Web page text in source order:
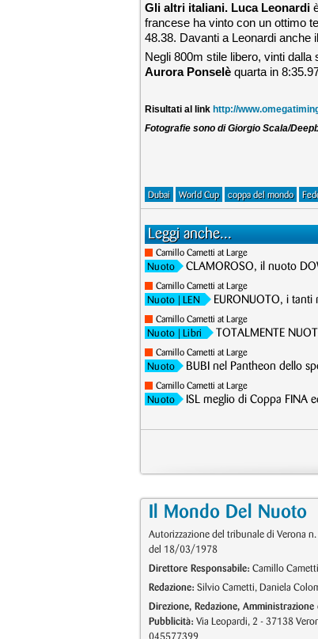
Gli altri italiani. Luca Leonardi
francese ha vinto con un ottimo
48.38. Davanti a Leonardi anche
Negli 800m stile libero, vinti dalla
Aurora Ponselè quarta in
Risultati al link http://
Fotografie sono di Giorgio Scala/
Dubai World Cup coppa del mondo
Leggi anche...
Camillo Cametti at Large
Nuoto CLAMOROSO, il nuoto
Camillo Cametti at Large
Nuoto | LEN EURONUOTO, i tanti
Camillo Cametti at Large
Nuoto | Libri TOTALMENTE
Camillo Cametti at Large
Nuoto BUBI nel Pantheon dello
Camillo Cametti at Large
Nuoto ISL meglio di Coppa FINA
Il Mondo Del Nuoto
Autorizzazione del tribunale di Verona n.
del 18/03/1978
Direttore Responsabile: Camillo Cametti
Redazione: Silvio Cametti, Daniela
Direzione, Redazione, Amministrazione
Pubblicità: Via Leopardi, 2 - 37138
045577399